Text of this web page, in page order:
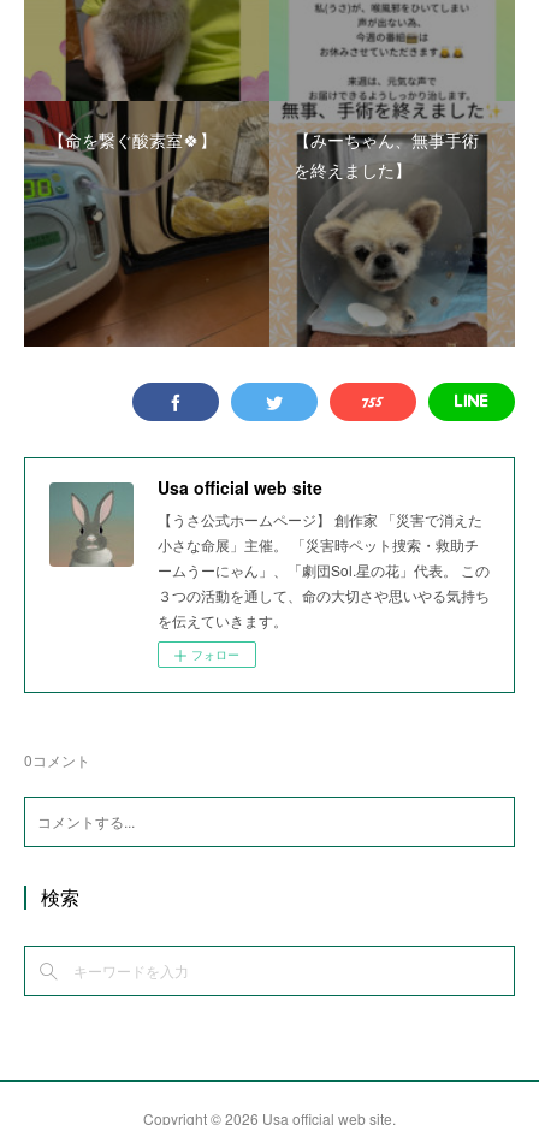
【命を繋ぐ酸素室🍀】
【みーちゃん、無事手術
を終えました】
Usa official web site
【うさ公式ホームページ】 創作家 「災害で消えた
小さな命展」主催。 「災害時ペット捜索・救助チ
ームうーにゃん」、「劇団Sol.星の花」代表。 この
３つの活動を通して、命の大切さや思いやる気持ち
を伝えていきます。
フォロー
0コメント
検索
Copyright ©2026 Usa official web site.